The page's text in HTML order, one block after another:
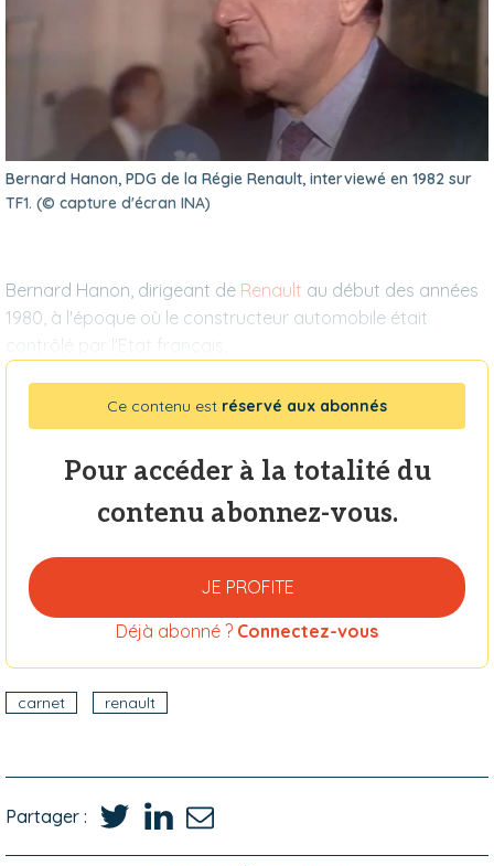
Bernard Hanon, PDG de la Régie Renault, interviewé en 1982 sur
TF1. (© capture d'écran INA)
Bernard Hanon, dirigeant de Renault au début des années
1980, à l'époque où le constructeur automobile était
contrôlé par l'Etat français,
Ce contenu est réservé aux abonnés
Pour accéder à la totalité du
contenu abonnez-vous.
JE PROFITE
Déjà abonné ? Connectez-vous
carnet renault
Partager :